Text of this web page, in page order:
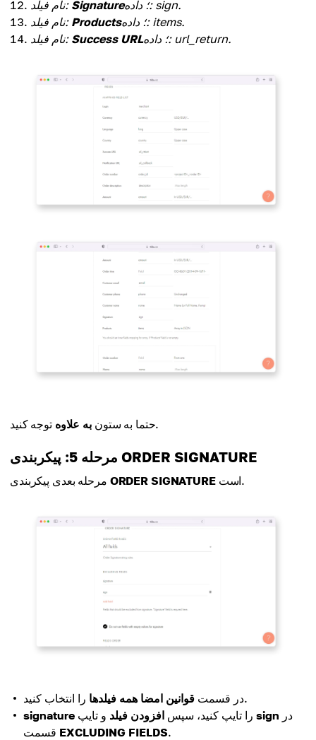
نام فیلد: Signature
؛ داده: sign.
نام فیلد: Products
؛ داده: items.
نام فیلد: Success URL ؛ داده: url_return.
حتما به ستونبه علاوه توجه کنید.
مرحله 5: پیکربندی ORDER SIGNATURE
ORDER SIGNATURE است.
در قسمت قوانین امضا همه فیلدها
را انتخاب کنید.
signature
را تایپ کنید، سپس افزودن فیلد sign
EXCLUDING FIELDS.